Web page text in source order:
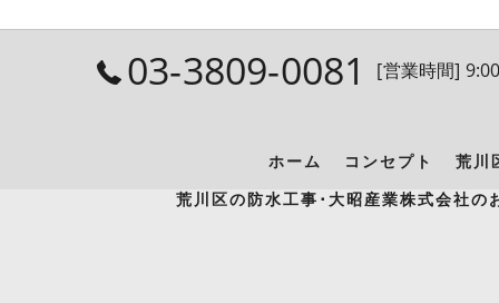
03-3809-0081 [営業時間]
ホーム コンセプト
荒川
荒川区の防水工事･大昭産業株式会社の